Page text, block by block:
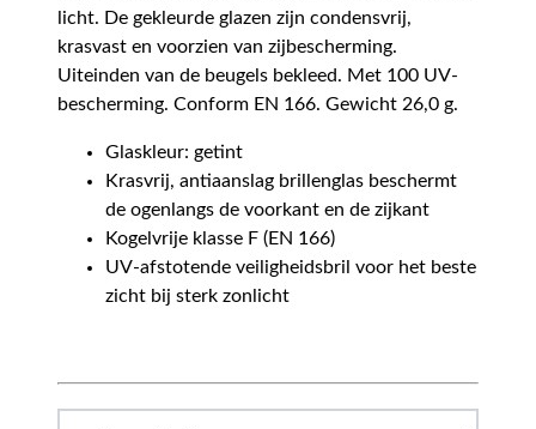
licht. De gekleurde glazen zijn condensvrij,
krasvast en voorzien van zijbescherming.
Uiteinden van de beugels bekleed. Met 100 UV-
bescherming. Conform EN 166. Gewicht 26,0 g.
Glaskleur: getint
Krasvrij, antiaanslag brillenglas beschermt
de ogenlangs de voorkant en de zijkant
Kogelvrije klasse F (EN 166)
UV-afstotende veiligheidsbril voor het beste
zicht bij sterk zonlicht